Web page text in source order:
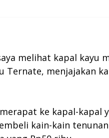
melihat kapal kayu
Ternate, menjajakan
ke kapal-kapal
kain-kain tenunan